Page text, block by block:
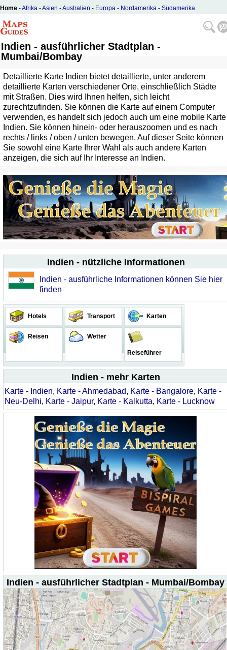
Home -Afrika -Asien -Australien - Europa - Nordamerika - Südamerika
Indien - ausführlicher Stadtplan -
Mumbai/Bombay
Detaillierte Karte Indien bietet detaillierte, unter anderem
detaillierte Karten verschiedener Orte, einschließlich Städte
mit Straßen. Dies wird Ihnen helfen, sich leicht
zurechtzufinden. Sie können die Karte auf einem Computer
verwenden, es handelt sich jedoch auch um eine mobile Karte
Indien. Sie können hinein- oder herauszoomen und es nach
rechts / links / oben / unten bewegen. Auf dieser Seite können
Sie sowohl eine Karte Ihrer Wahl als auch andere Karten
anzeigen, die sich auf Ihr Interesse an Indien.
Indien - nützliche Informationen
Indien - ausführliche Informationen können Sie hier
finden
Hotels Transport Karten
Reisen Wetter
Reiseführer
Indien - mehr Karten
Karte - Indien, Karte - Ahmedabad, Karte - Bangalore, Karte -
Neu-Delhi, Karte - Jaipur, Karte - Kalkutta, Karte - Lucknow
Indien - ausführlicher Stadtplan - Mumbai/Bombay